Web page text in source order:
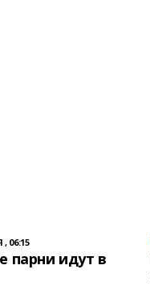
06:15
парни идут в